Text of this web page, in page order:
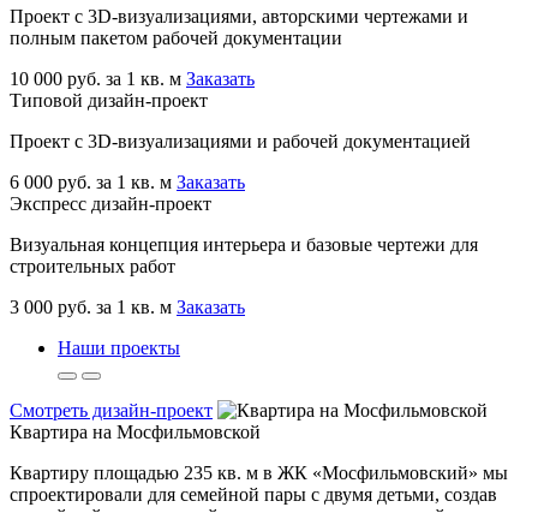
Проект с 3D-визуализациями, авторскими чертежами и
полным пакетом рабочей документации
10 000 руб. за 1 кв. м Заказать
Типовой дизайн-проект
Проект с 3D-визуализациями и рабочей документацией
6 000 руб. за 1 кв. м Заказать
Экспресс дизайн-проект
Визуальная концепция интерьера и базовые чертежи для
строительных работ
3 000 руб. за 1 кв. м Заказать
Наши проекты
Смотреть дизайн-проект
Квартира на Мосфильмовской
Квартиру площадью 235 кв. м в ЖК «Мосфильмовский» мы
спроектировали для семейной пары с двумя детьми, создав